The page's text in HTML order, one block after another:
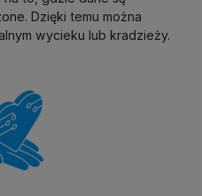
Dzięki temu można
wycieku lub kradzieży.